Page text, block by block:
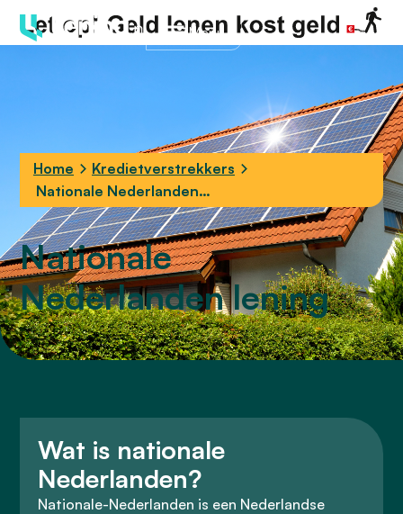
Menu
Home
Kredietverstrekkers
Nationale Nederlanden
lening
Nationale
Nederlanden lening
Wat is nationale
Nederlanden?
Nationale-Nederlanden is een Nederlandse